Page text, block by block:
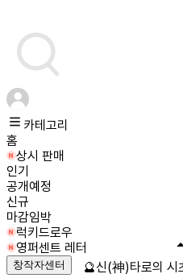
카테고리
홈
상시 판매
인기
공개예정
신규
마감임박
럭키드로우
영퍼센트 레터
창작자센터 🔮신(神)타로의 시